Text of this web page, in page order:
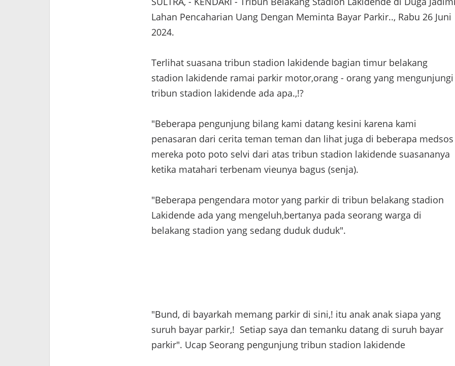
Lahan Pencaharian Uang Dengan Meminta Bayar Parkir.., Rabu 26 Juni
2024.
Terlihat suasana tribun stadion lakidende bagian timur belakang
stadion lakidende ramai parkir motor,orang - orang yang mengunjungi
tribun stadion lakidende ada apa.,!?
"Beberapa pengunjung bilang kami datang kesini karena kami
penasaran dari cerita teman teman dan lihat juga di beberapa medsos
mereka poto poto selvi dari atas tribun stadion lakidende suasananya
ketika matahari terbenam vieunya bagus (senja).
"Beberapa pengendara motor yang parkir di tribun belakang stadion
Lakidende ada yang mengeluh,bertanya pada seorang warga di
belakang stadion yang sedang duduk duduk".
"Bund, di bayarkah memang parkir di sini,! itu anak anak siapa yang
suruh bayar parkir,! Setiap saya dan temanku datang di suruh bayar
parkir". Ucap Seorang pengunjung tribun stadion lakidende